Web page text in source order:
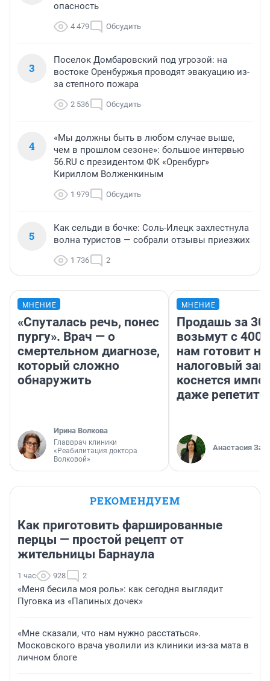
опасность
4 479 Обсудить
3
Поселок Домбаровский под угрозой: на
востоке Оренбуржья проводят эвакуацию из-
за степного пожара
2 536 Обсудить
4
«Мы должны быть в любом случае выше,
чем в прошлом сезоне»: большое интервью
56.RU с президентом ФК «Оренбург»
Кириллом Волженкиным
1 979 Обсудить
5
Как сельди в бочке: Соль-Илецк захлестнула
волна туристов — собрали отзывы приезжих
1 736 2
МНЕНИЕ
«Спуталась речь, понес
пургу». Врач — о
смертельном диагнозе,
который сложно
обнаружить
Ирина Волкова
Главврач клиники
«Реабилитация доктора
Волковой»
МНЕНИЕ
Продашь за
возьмут с
нам готовит
налоговый
коснется
даже
Анастасия
РЕКОМЕНДУЕМ
Как приготовить фаршированные
перцы — простой рецепт от
жительницы Барнаула
1 час 928 2
«Меня бесила моя роль»: как сегодня выглядит
Пуговка из «Папиных дочек»
«Мне сказали, что нам нужно расстаться».
Московского врача уволили из клиники из-за мата в
личном блоге